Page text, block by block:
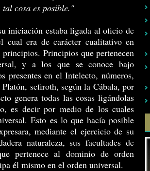
cosa es posible."
iniciación estaba ligada al oficio de
cual era de carácter cualitativo en
Principios que pertenecen
y a los que se conoce bajo
presentes en el Intelecto, números,
Platón, sefiroth, según la Cábala, por
genera todas las cosas ligándolas
es decir por medio de los cuales
Esto es lo que hacía posible
mediante el ejercicio de su
naturaleza, sus facultades de
pertenece al dominio de orden
él mismo en el orden universal.